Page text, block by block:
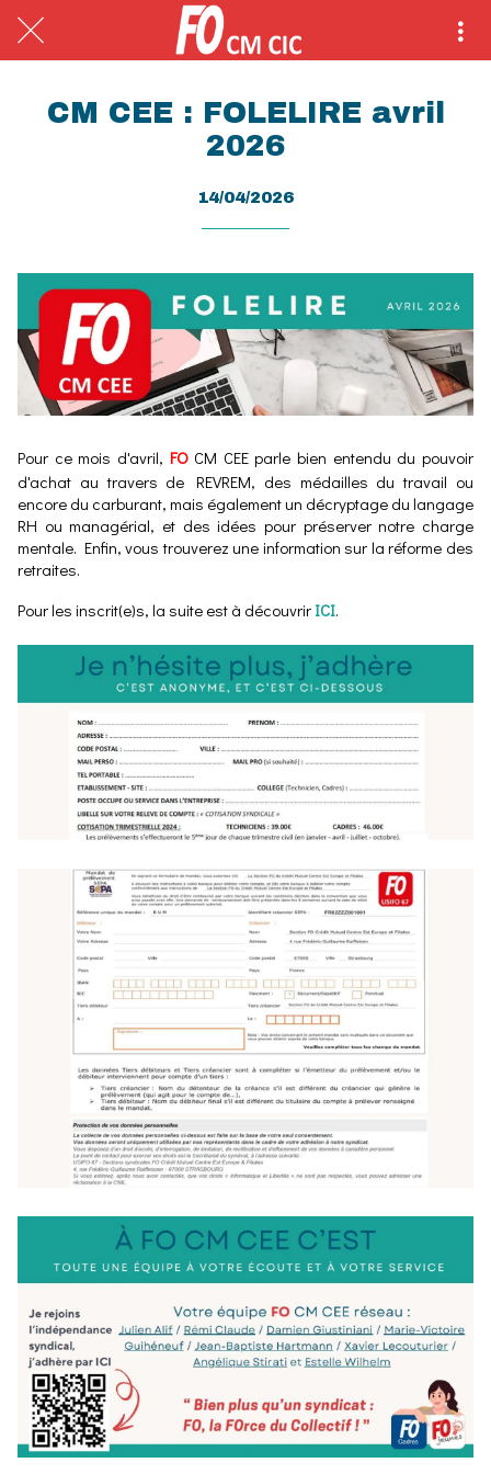
CM CEE : FOLELIRE avril
2026
14/04/2026
Pour ce mois d'avril, FOCM CEE parle bien entendu du pouvoir
d'achat au travers de REVREM, des médailles du travail ou
encore du carburant, mais également un décryptage du langage
RH ou managérial, et des idées pour préserver notre charge
mentale. Enfin, vous trouverez une information sur la réforme des
retraites.
Pour les inscrit(e)s, la suite est à découvrir ICI.